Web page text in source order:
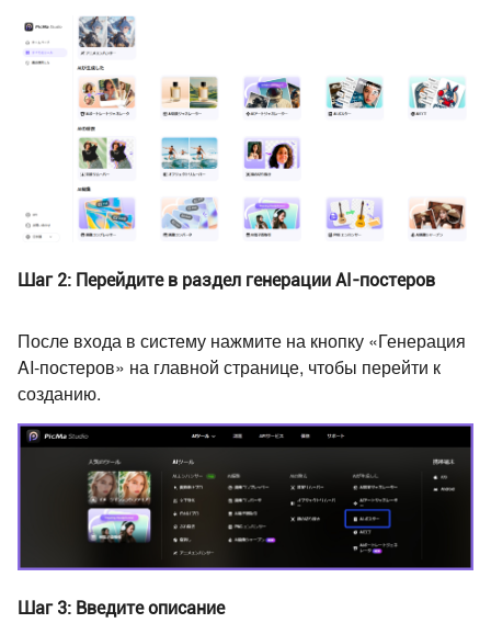
Шаг 2: Перейдите в раздел генерации AI-постеров
После входа в систему нажмите на кнопку «Генерация
AI-постеров» на главной странице, чтобы перейти к
созданию.
Шаг 3: Введите описание